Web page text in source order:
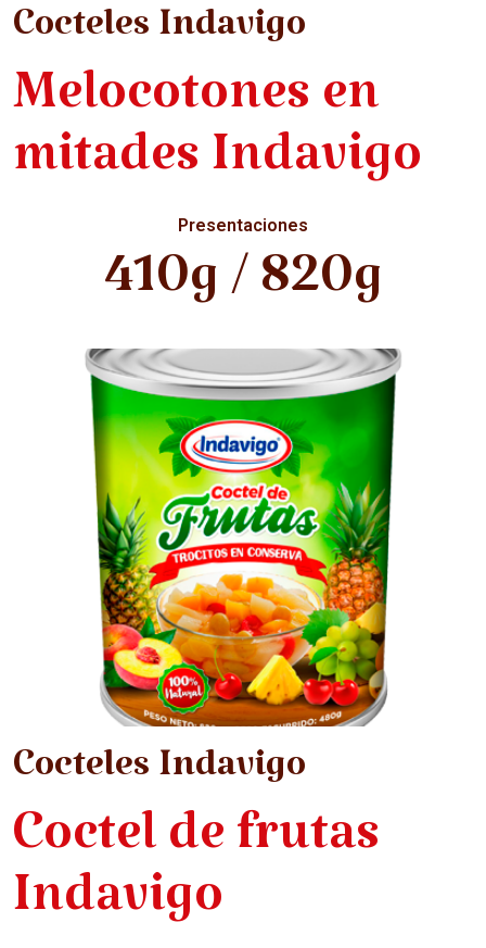
Cocteles Indavigo
Melocotones en
mitades Indavigo
Presentaciones
410g / 820g
Cocteles Indavigo
Coctel de frutas
Indavigo